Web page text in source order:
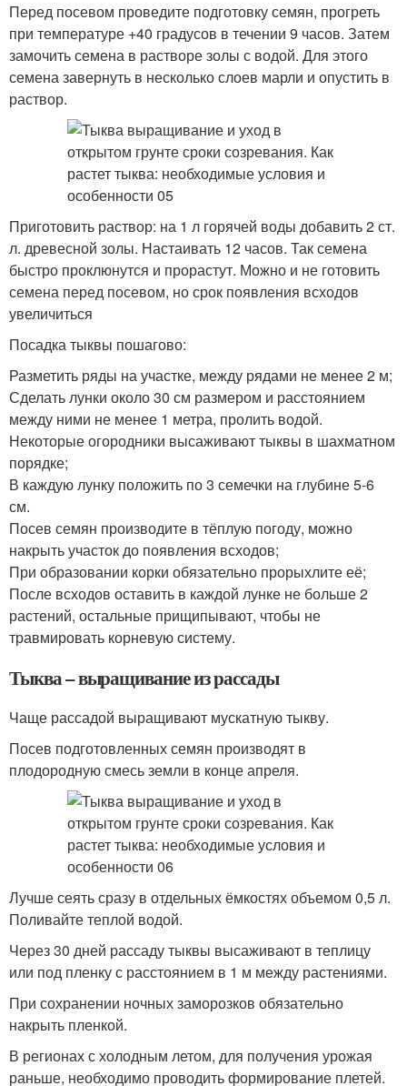
Перед посевом проведите подготовку семян, прогреть
при температуре +40 градусов в течении 9 часов. Затем
замочить семена в растворе золы с водой. Для этого
семена завернуть в несколько слоев марли и опустить в
раствор.
Приготовить раствор: на 1 л горячей воды добавить 2 ст.
л. древесной золы. Настаивать 12 часов. Так семена
быстро проклюнутся и прорастут. Можно и не готовить
семена перед посевом, но срок появления всходов
увеличиться
Посадка тыквы пошагово:
Разметить ряды на участке, между рядами не менее 2 м;
Сделать лунки около 30 см размером и расстоянием
между ними не менее 1 метра, пролить водой.
Некоторые огородники высаживают тыквы в шахматном
порядке;
В каждую лунку положить по 3 семечки на глубине 5-6
см.
Посев семян производите в тёплую погоду, можно
накрыть участок до появления всходов;
При образовании корки обязательно прорыхлите её;
После всходов оставить в каждой лунке не больше 2
растений, остальные прищипывают, чтобы не
травмировать корневую систему.
Тыква – выращивание из рассады
Чаще рассадой выращивают мускатную тыкву.
Посев подготовленных семян производят в
плодородную смесь земли в конце апреля.
Лучше сеять сразу в отдельных ёмкостях объемом 0,5 л.
Поливайте теплой водой.
Через 30 дней рассаду тыквы высаживают в теплицу
или под пленку с расстоянием в 1 м между растениями.
При сохранении ночных заморозков обязательно
накрыть пленкой.
В регионах с холодным летом, для получения урожая
раньше, необходимо проводить формирование плетей.